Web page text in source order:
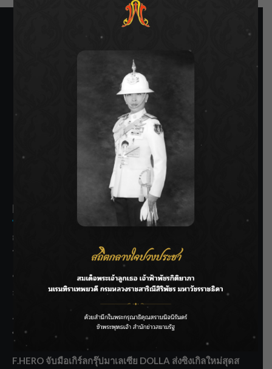
SIAMRATH VARIETY
THE BEST ENTERTAINMENT
Recent Posts
กรมชลฯ รับฟังประชาชน ติดตามแก้ปัญหาโครงการประตู
ระบายน้ำศรีสองรักฯ
‘แมน การิน’ แชร์ความเชื่อชวนคิด! “อยากกินอะไรหลังจาก
ลาโลกนี้ ให้ใส่บาตรสิ่งนั้นไว้ตอนยังมีชีวิต”
ราชเลขานุการในพระองค์ฯ ติดตามโครงการหุบกะพง–ห้วย
ทรายใต้ เสริมความมั่นคงน้ำเพชรบุรี
F.HERO จับมือเกิร์ลกรุ๊ปมาเลเซีย DOLLA ส่งซิงเกิลใหม่สุดส